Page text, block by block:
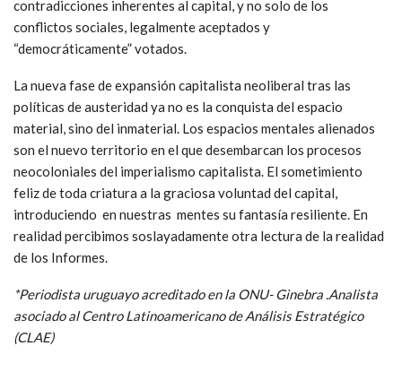
contradicciones inherentes al capital, y no solo de los
conflictos sociales, legalmente aceptados y
“democráticamente” votados.
La nueva fase de expansión capitalista neoliberal tras las
políticas de austeridad ya no es la conquista del espacio
material, sino del inmaterial. Los espacios mentales alienados
son el nuevo territorio en el que desembarcan los procesos
neocoloniales del imperialismo capitalista. El sometimiento
feliz de toda criatura a la graciosa voluntad del capital,
introduciendo en nuestras mentes su fantasía resiliente. En
realidad percibimos soslayadamente otra lectura de la realidad
de los Informes.
*Periodista uruguayo acreditado en la ONU- Ginebra .Analista
asociado al Centro Latinoamericano de Análisis Estratégico
(CLAE)